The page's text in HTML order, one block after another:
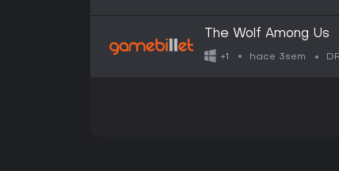
The Wolf Among Us
+1 hace 3sem